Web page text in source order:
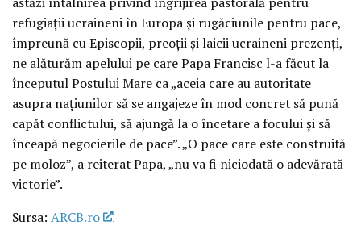
refugiații ucraineni în Europa și rugăciunile pentru pace,
împreună cu Episcopii, preoții și laicii ucraineni prezenți,
ne alăturăm apelului pe care Papa Francisc l-a făcut la
începutul Postului Mare ca „aceia care au autoritate
asupra națiunilor să se angajeze în mod concret să pună
capăt conflictului, să ajungă la o încetare a focului și să
înceapă negocierile de pace”. „O pace care este construită
pe moloz”, a reiterat Papa, „nu va fi niciodată o adevărată
victorie”.
Sursa: ARCB.ro